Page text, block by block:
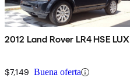
2012 Land Rover LR4 HSE LUX
$7,149 Buena oferta